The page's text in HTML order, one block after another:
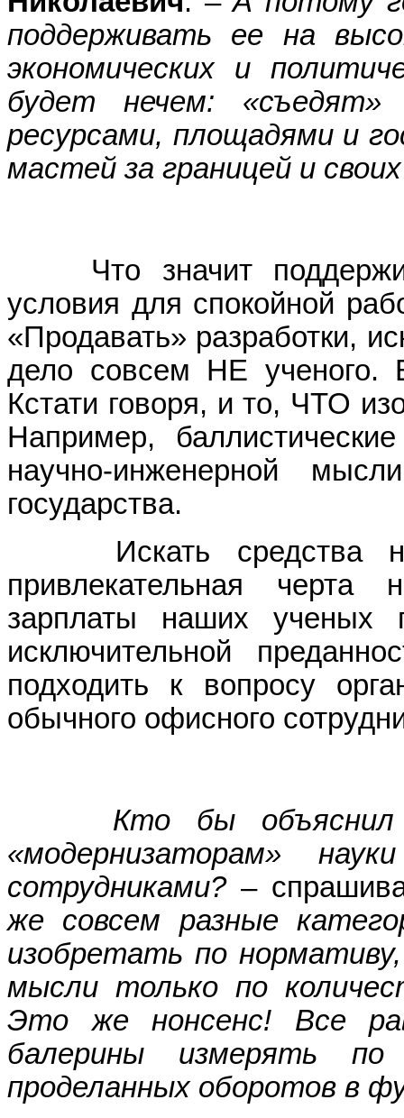
поддерживать ее на
экономических и
будет нечем:
ресурсами, площадями и
мастей за границей и
Что значит
условия для спокойной
«Продавать» разработки,
дело совсем НЕ ученого.
Кстати говоря, и то, ЧТО
Например,
научно-инженерной
государства.
Искать средства на
привлекательная
зарплаты наших ученых
исключительной
подходить к вопросу
обычного офисного
Кто бы
«модернизаторам»
сотрудниками?–
же совсем разные
изобретать по
мысли только по
Это же нонсенс! Все
балерины измерять по
проделанных оборотов в